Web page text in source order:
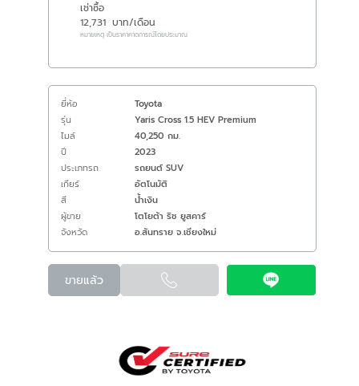
เช่าซื้อ
12,731 บาท/เดือน
หมายเหตุ เป็นราคาคาดการณ์โดยประมาณ
ยี่ห้อ
Toyota
รุ่น
Yaris Cross 1.5 HEV Premium
ไมล์
40,250 กม.
ปี
2023
ประเภทรถ
รถยนต์ SUV
เกียร์
อัตโนมัติ
สี
น้ำเงิน
ผู้ขาย
โตโยต้า ริช ยูสคาร์
จังหวัด
อ.สันทราย จ.เชียงใหม่
ขายแล้ว